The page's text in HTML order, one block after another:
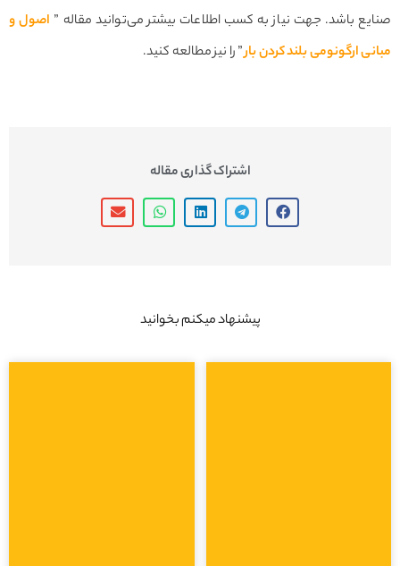
باشد. جهت نیاز به کسب اطلاعات بیشتر می‌توانید مقاله ”اصول و
ارگونومی بلند کردن بار” را نیز مطالعه کنید.
اشتراک گذاری مقاله
پیشنهاد میکنم بخوانید